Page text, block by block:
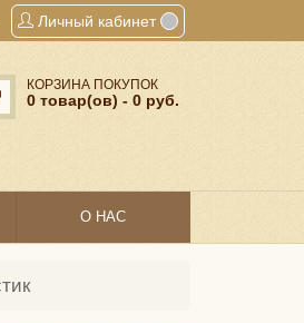
Личный кабинет
КОРЗИНА ПОКУПОК
0 товар(ов) - 0 руб.
О НАС